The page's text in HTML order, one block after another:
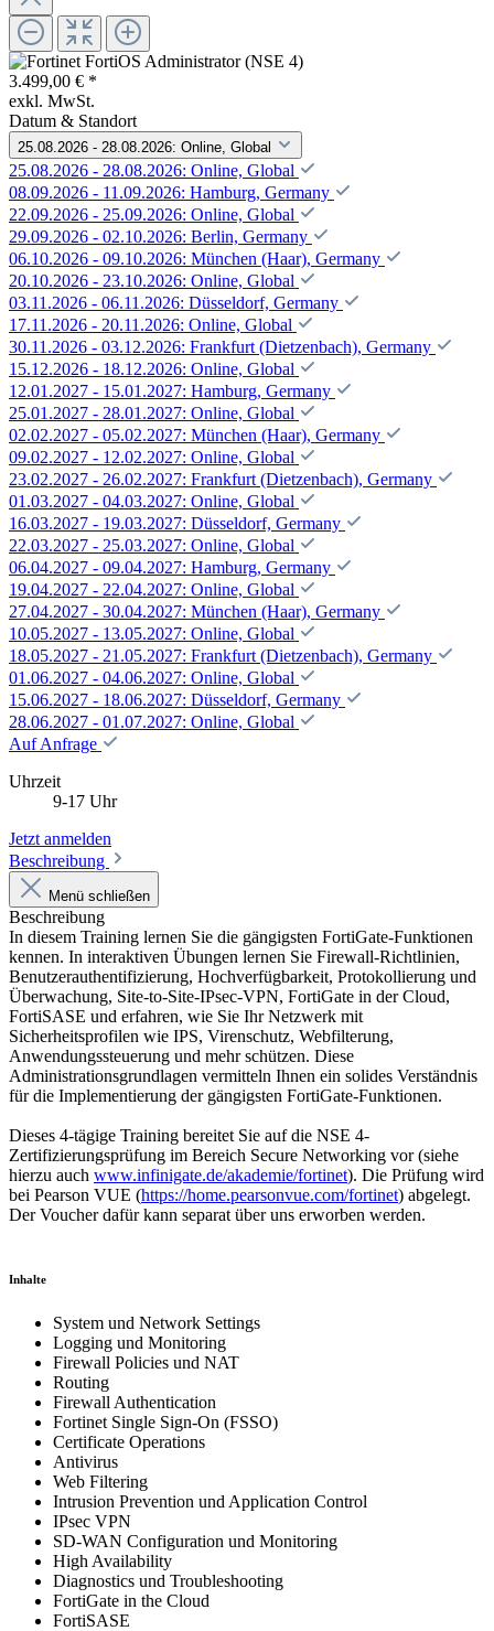
3.499,00 € *
exkl. MwSt.
Datum & Standort
25.08.2026 - 28.08.2026: Online, Global
25.08.2026 - 28.08.2026: Online, Global
08.09.2026 - 11.09.2026: Hamburg, Germany
22.09.2026 - 25.09.2026: Online, Global
29.09.2026 - 02.10.2026: Berlin, Germany
06.10.2026 - 09.10.2026: München (Haar), Germany
20.10.2026 - 23.10.2026: Online, Global
03.11.2026 - 06.11.2026: Düsseldorf, Germany
17.11.2026 - 20.11.2026: Online, Global
30.11.2026 - 03.12.2026: Frankfurt (Dietzenbach), Germany
15.12.2026 - 18.12.2026: Online, Global
12.01.2027 - 15.01.2027: Hamburg, Germany
25.01.2027 - 28.01.2027: Online, Global
02.02.2027 - 05.02.2027: München (Haar), Germany
09.02.2027 - 12.02.2027: Online, Global
23.02.2027 - 26.02.2027: Frankfurt (Dietzenbach), Germany
01.03.2027 - 04.03.2027: Online, Global
16.03.2027 - 19.03.2027: Düsseldorf, Germany
22.03.2027 - 25.03.2027: Online, Global
06.04.2027 - 09.04.2027: Hamburg, Germany
19.04.2027 - 22.04.2027: Online, Global
27.04.2027 - 30.04.2027: München (Haar), Germany
10.05.2027 - 13.05.2027: Online, Global
18.05.2027 - 21.05.2027: Frankfurt (Dietzenbach), Germany
01.06.2027 - 04.06.2027: Online, Global
15.06.2027 - 18.06.2027: Düsseldorf, Germany
28.06.2027 - 01.07.2027: Online, Global
Auf Anfrage
Uhrzeit
9-17 Uhr
Jetzt anmelden
Beschreibung
Menü schließen
Beschreibung
In diesem Training lernen Sie die gängigsten FortiGate-Funktionen
kennen. In interaktiven Übungen lernen Sie Firewall-Richtlinien,
Benutzerauthentifizierung, Hochverfügbarkeit, Protokollierung und
Überwachung, Site-to-Site-IPsec-VPN, FortiGate in der Cloud,
FortiSASE und erfahren, wie Sie Ihr Netzwerk mit
Sicherheitsprofilen wie IPS, Virenschutz, Webfilterung,
Anwendungssteuerung und mehr schützen. Diese
Administrationsgrundlagen vermitteln Ihnen ein solides Verständnis
für die Implementierung der gängigsten FortiGate-Funktionen.
Dieses 4-tägige Training bereitet Sie auf die NSE 4-
Zertifizierungsprüfung im Bereich Secure Networking vor (siehe
hierzu auch www.infinigate.de/akademie/fortinet). Die Prüfung wird
bei Pearson VUE (https://home.pearsonvue.com/fortinet) abgelegt.
Der Voucher dafür kann separat über uns erworben werden.
Inhalte
System und Network Settings
Logging und Monitoring
Firewall Policies und NAT
Routing
Firewall Authentication
Fortinet Single Sign-On (FSSO)
Certificate Operations
Antivirus
Web Filtering
Intrusion Prevention und Application Control
IPsec VPN
SD-WAN Configuration und Monitoring
High Availability
Diagnostics und Troubleshooting
FortiGate in the Cloud
FortiSASE